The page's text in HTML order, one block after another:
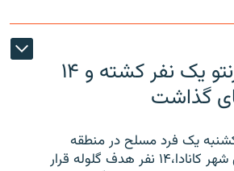
تیراندازی در تورنتو یک نفر کشته و ۱۴
گذاشت
یک فرد مسلح در منطقه
مرکزی تورنتو ،‌بزرگترین شهر کانادا،۱۴ نفر هدف گلوله قرار